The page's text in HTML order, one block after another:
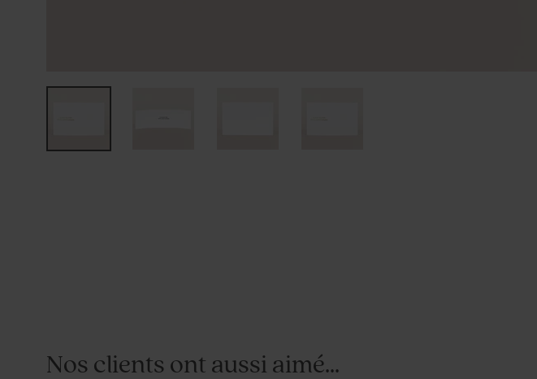
Nos clients ont aussi aimé...